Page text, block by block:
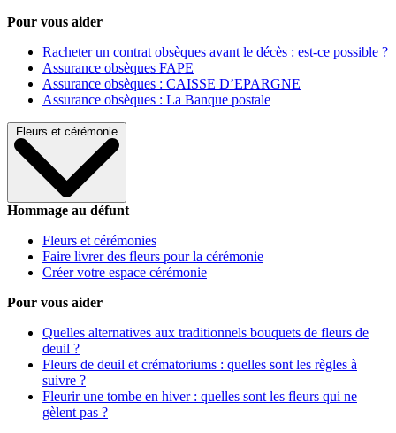
Pour vous aider
Racheter un contrat obsèques avant le décès : est-ce possible ?
Assurance obsèques FAPE
Assurance obsèques : CAISSE D’EPARGNE
Assurance obsèques : La Banque postale
Fleurs et cérémonie
Hommage au défunt
Fleurs et cérémonies
Faire livrer des fleurs pour la cérémonie
Créer votre espace cérémonie
Pour vous aider
Quelles alternatives aux traditionnels bouquets de fleurs de
deuil ?
Fleurs de deuil et crématoriums : quelles sont les règles à
suivre ?
Fleurir une tombe en hiver : quelles sont les fleurs qui ne
gèlent pas ?